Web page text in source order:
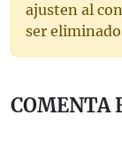
ajusten al
ser
COMENTA